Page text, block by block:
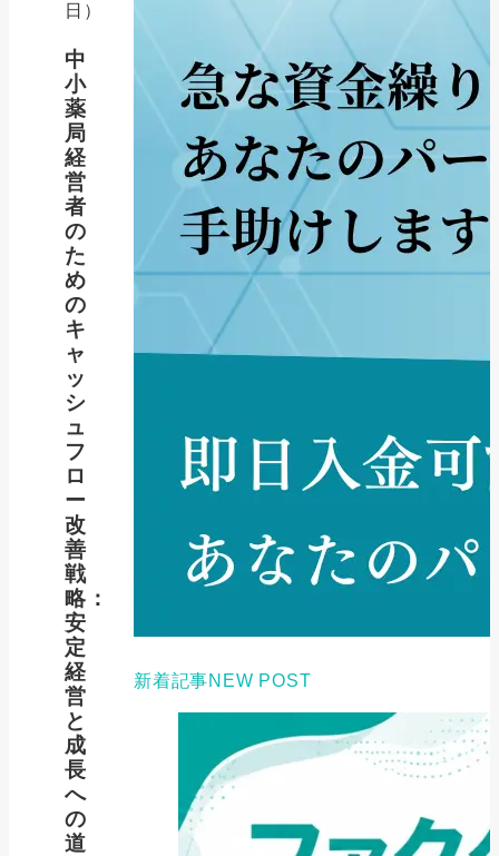
日）
中
小
薬
局
経
営
者
の
た
め
の
キ
ャ
ッ
シ
ュ
フ
ロ
ー
改
善
戦
略：
安
定
経
営
と
成
長
へ
の
道
新着記事NEW POST